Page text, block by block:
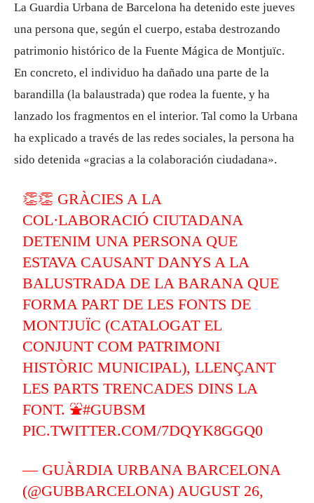
La Guardia Urbana de Barcelona ha detenido este jueves
una persona que, según el cuerpo, estaba destrozando
patrimonio histórico de la Fuente Mágica de Montjuïc.
En concreto, el individuo ha dañado una parte de la
barandilla (la balaustrada) que rodea la fuente, y ha
lanzado los fragmentos en el interior. Tal como la Urbana
ha explicado a través de las redes sociales, la persona ha
sido detenida «gracias a la colaboración ciudadana».
👏👏 GRÀCIES A LA
COL·LABORACIÓ CIUTADANA
DETENIM UNA PERSONA QUE
ESTAVA CAUSANT DANYS A LA
BALUSTRADA DE LA BARANA QUE
FORMA PART DE LES FONTS DE
MONTJUÏC (CATALOGAT EL
CONJUNT COM PATRIMONI
HISTÒRIC MUNICIPAL), LLENÇANT
LES PARTS TRENCADES DINS LA
FONT. ⛲#GUBSM
PIC.TWITTER.COM/7DQYK8GGQ0
— GUÀRDIA URBANA BARCELONA
(@GUBBARCELONA)AUGUST 26,